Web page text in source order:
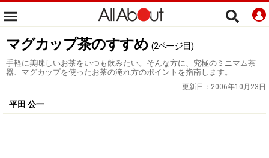
マグカップ茶のすすめ (2ページ目)
手軽に美味しいお茶をいつも飲みたい。そんな方に、究極のミニマム茶
器、マグカップを使ったお茶の淹れ方のポイントを指南します。
更新日： 2006年10月23日
平田 公一